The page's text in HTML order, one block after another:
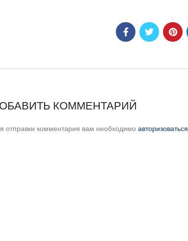
КОММЕНТАРИЙ
отправки комментария вам необходимо авторизоваться